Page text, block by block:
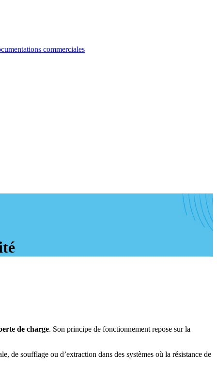
commerciales
de charge. Son principe de fonctionnement repose sur la
de soufflage ou d’extraction dans des systèmes où la résistance de